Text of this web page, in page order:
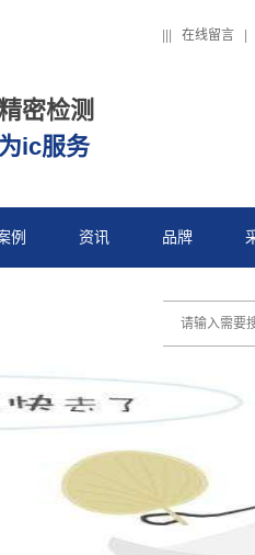
在线留言
密检测
ic服务
例 资讯 品牌